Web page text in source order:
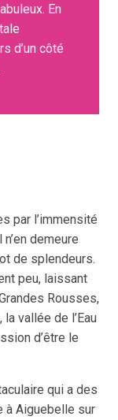
En
d’un côté
par l’immensité
demeure
de splendeurs.
peu, laissant
Rousses,
vallée de l’Eau
d’être le
qui a des
à Aiguebelle sur